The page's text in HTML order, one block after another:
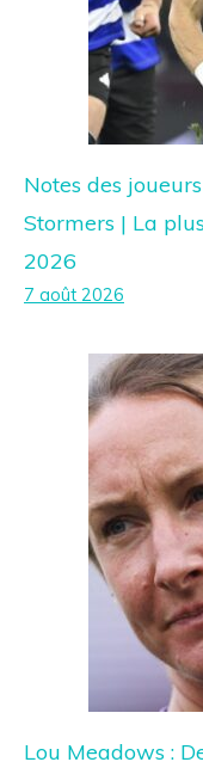
Notes des
Stormers | La
2026
7 août 2026
Lou Meadows :